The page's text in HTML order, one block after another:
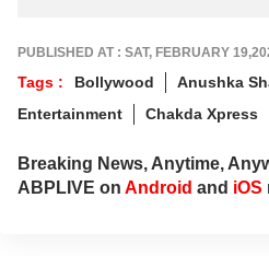
PUBLISHED AT : SAT, FEBRUARY
Tags : Bollywood
Anushka
Entertainment
Chakda Xpress
Breaking News, Anytime,
ABPLIVE on Android and iOS